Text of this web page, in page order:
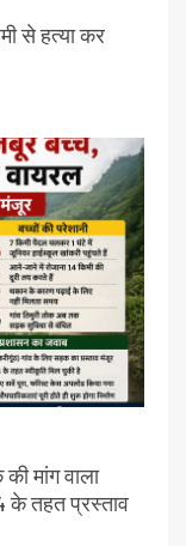
से हत्या कर
मांग वाला
के तहत प्रस्ताव